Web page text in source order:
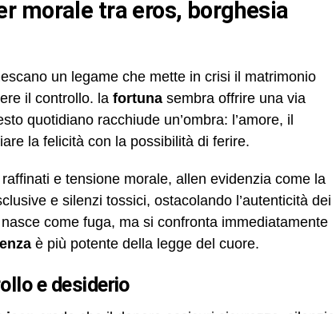
un legame che mette in crisi il matrimonio
il controllo. la fortuna sembra offrire una via
quotidiano racchiude un’ombra: l’amore, il
la felicità con la possibilità di ferire.
e tensione morale, allen evidenzia come la
e silenzi tossici, ostacolando l’autenticità dei
come fuga, ma si confronta immediatamente
è più potente della legge del cuore.
e desiderio